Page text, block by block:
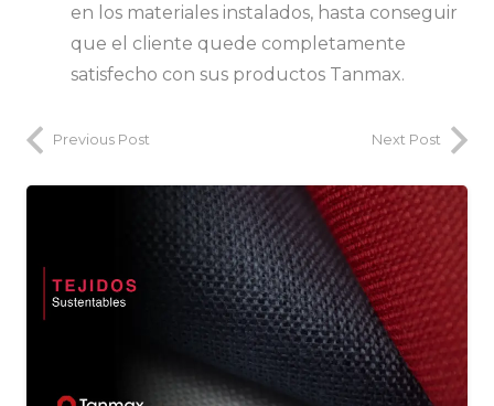
en los materiales instalados, hasta conseguir
que el cliente quede completamente
satisfecho con sus productos Tanmax.
Previous Post Next Post